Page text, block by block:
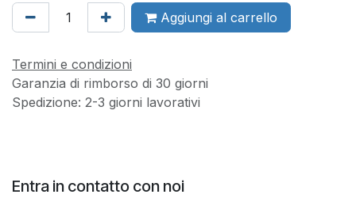
Aggiungi al carrello
Termini e condizioni
Garanzia di rimborso di 30 giorni
Spedizione: 2-3 giorni lavorativi
Entra in contatto con noi